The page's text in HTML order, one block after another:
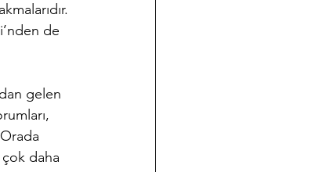
de
gelen
daha